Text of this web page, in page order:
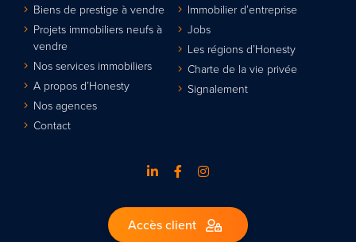
Biens de prestige à vendre
Projets immobiliers neufs à
vendre
Nos services immobiliers
A propos d’Honesty
Nos agences
Contact
Immobilier d’entreprise
Jobs
Les régions d’Honesty
Charte de la vie privée
Signalement
Accès client